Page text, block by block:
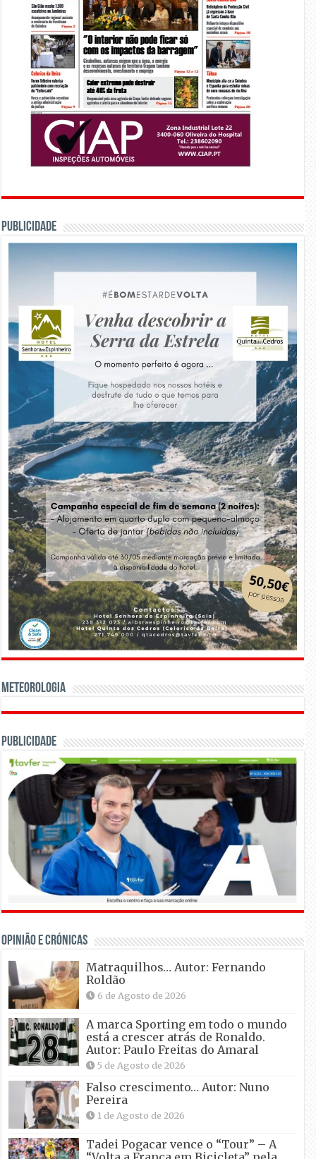
PUBLICIDADE
Meteorologia
Publicidade
OPINIÃO E CRÓNICAS
Matraquilhos… Autor: Fernando
Roldão
6 de Agosto de 2026
A marca Sporting em todo o mundo
está a crescer atrás de Ronaldo.
Autor: Paulo Freitas do Amaral
5 de Agosto de 2026
Falso crescimento… Autor: Nuno
Pereira
1 de Agosto de 2026
Tadei Pogacar vence o “Tour” – A